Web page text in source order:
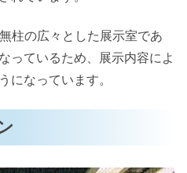
柱の広々とした展示室であ
っているため、展示内容によ
になっています。